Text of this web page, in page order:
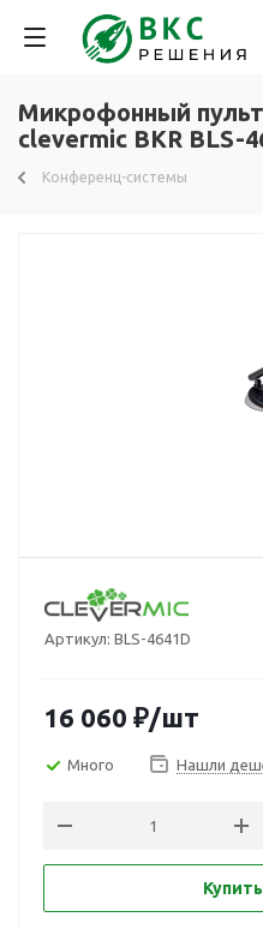
Микрофонный
clevermic BKR BLS-
Конференц-системы
Артикул: BLS-4641D
16 060 ₽/шт
Много Нашли